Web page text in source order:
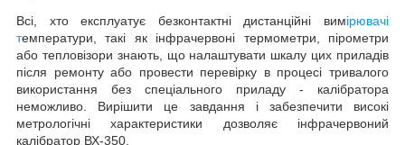
Всі, хто експлуатує безконтактні дистанційні вимірювачі
температури, такі як інфрачервоні термометри, пірометри
або тепловізори знають, що налаштувати шкалу цих приладів
після ремонту або провести перевірку в процесі тривалого
використання без спеціального приладу - калібратора
неможливо. Вирішити це завдання і забезпечити високі
метрологічні характеристики дозволяє інфрачервоний
калібратор ВХ-350.